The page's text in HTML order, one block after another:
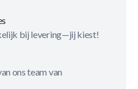
bij levering—jij kiest!
ons team van